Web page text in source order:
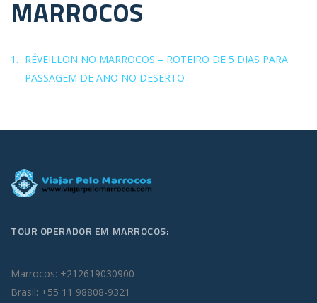
MARROCOS
RÉVEILLON NO MARROCOS – ROTEIRO DE 5 DIAS PARA
PASSAGEM DE ANO NO DESERTO
TOUR OPERADOR EM MARROCOS:
Marrocos: +212619030900
Brasil: +55 11 98808-9321